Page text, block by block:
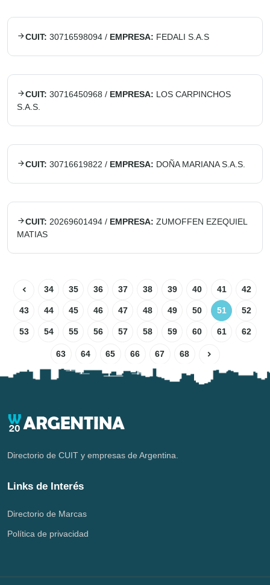
CUIT: 30716598094 / EMPRESA: FEDALI S.A.S
CUIT: 30716450968 / EMPRESA: LOS CARPINCHOS
S.A.S.
CUIT: 30716619822 / EMPRESA: DOÑA MARIANA S.A.S.
CUIT: 20269601494 / EMPRESA: ZUMOFFEN EZEQUIEL
MATIAS
34 35 36 37 38 39 40 41 42
43 44 45 46 47 48 49 50 51 52
53 54 55 56 57 58 59 60 61 62
63 64 65 66 67 68
Directorio de CUIT y empresas de Argentina.
Links de Interés
Directorio de Marcas
Política de privacidad